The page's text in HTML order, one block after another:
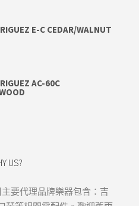
E-C CEDAR/WALNUT
AC-60C
US?
要代理品牌樂器包含：吉